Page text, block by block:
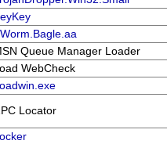
Queue Manager Loader
WebCheck
Locator